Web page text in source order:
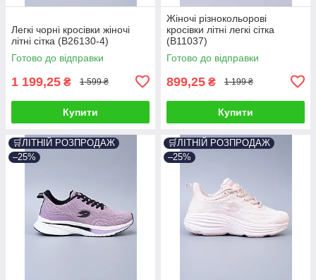
Легкі чорні кросівки жіночі
літні сітка (B26130-4)
Готово до відправки
1 199,25 ₴ 1 599 ₴
Купити
Жіночі різнокольорові
кросівки літні легкі сітка
(B11037)
Готово до відправки
899,25 ₴ 1 199 ₴
Купити
🛒ЛІТНІЙ РОЗПРОДАЖ
–25%
🛒ЛІТНІЙ РОЗПРОДАЖ
–25%